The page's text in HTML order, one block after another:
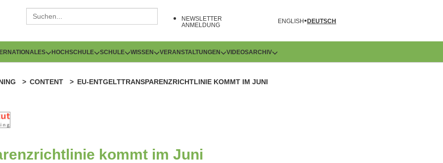
NEWSLETTER
ANMELDUNG
ENGLISH DEUTSCH
HOCHSCHULE SCHULE WISSEN VERANSTALTUNGEN VIDEOSARCHIV
CONTENT EU-ENTGELTTRANSPARENZRICHTLINIE KOMMT IM JUNI
kommt im Juni